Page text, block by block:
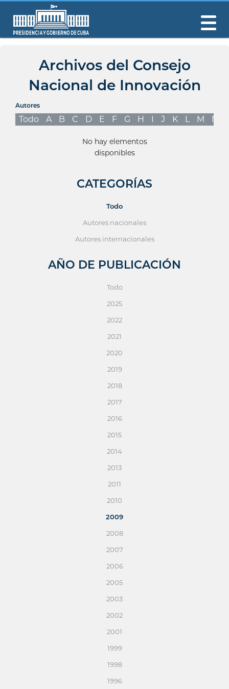
Archivos del Consejo
Nacional de Innovación
Autores
Todo A B C D E F G H I J K L M N
No hay elementos
disponibles
CATEGORÍAS
Todo
Autores nacionales
Autores internacionales
AÑO DE PUBLICACIÓN
Todo
2025
2022
2021
2020
2019
2018
2017
2016
2015
2014
2013
2011
2010
2009
2008
2007
2006
2005
2003
2002
2001
1999
1998
1996